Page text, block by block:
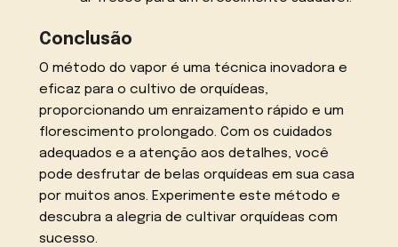
Conclusão
O método do vapor é uma técnica inovadora e
eficaz para o cultivo de orquídeas,
proporcionando um enraizamento rápido e um
florescimento prolongado. Com os cuidados
adequados e a atenção aos detalhes, você
pode desfrutar de belas orquídeas em sua casa
por muitos anos. Experimente este método e
descubra a alegria de cultivar orquídeas com
sucesso.